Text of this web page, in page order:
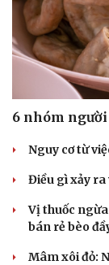
6 nhóm
Nguy cơ từ
Điều gì xảy ra
Vị thuốc
bán rẻ bèo
Mâm xôi đỏ: